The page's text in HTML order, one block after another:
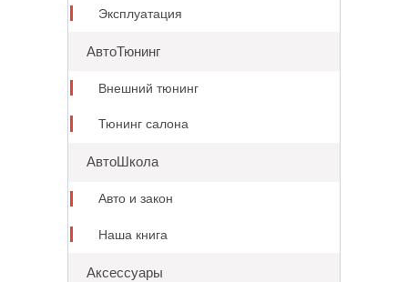
Эксплуатация
АвтоТюнинг
Внешний тюнинг
Тюнинг салона
АвтоШкола
Авто и закон
Наша книга
Аксессуары